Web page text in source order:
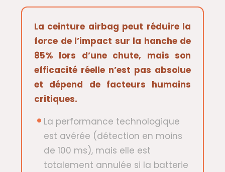
La ceinture airbag peut réduire la
force de l’impact sur la hanche de
85% lors d’une chute, mais son
efficacité réelle n’est pas absolue
et dépend de facteurs humains
critiques.
La performance technologique
est avérée (détection en moins
de 100 ms), mais elle est
totalement annulée si la batterie